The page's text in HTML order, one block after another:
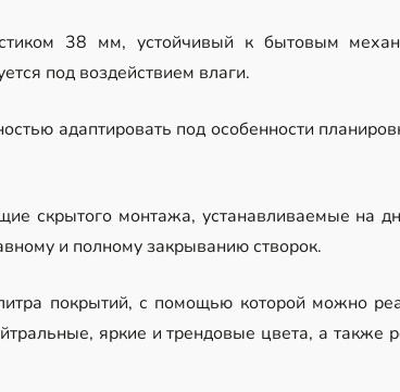
38 мм, устойчивый к бытовым
под воздействием влаги.
адаптировать под особенности
скрытого монтажа, устанавливаемые на
и полному закрыванию створок.
покрытий, с помощью которой можно
яркие и трендовые цвета, а также